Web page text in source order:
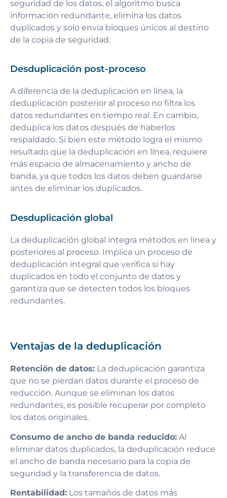
seguridad de los datos, el algoritmo busca
información redundante, elimina los datos
duplicados y solo envía bloques únicos al destino
de la copia de seguridad.
Desduplicación post-proceso
A diferencia de la deduplicación en línea, la
deduplicación posterior al proceso no filtra los
datos redundantes en tiempo real. En cambio,
deduplica los datos después de haberlos
respaldado. Si bien este método logra el mismo
resultado que la deduplicación en línea, requiere
más espacio de almacenamiento y ancho de
banda, ya que todos los datos deben guardarse
antes de eliminar los duplicados.
Desduplicación global
La deduplicación global integra métodos en línea y
posteriores al proceso. Implica un proceso de
deduplicación integral que verifica si hay
duplicados en todo el conjunto de datos y
garantiza que se detecten todos los bloques
redundantes.
Ventajas de la deduplicación
Retención de datos: La deduplicación garantiza
que no se pierdan datos durante el proceso de
reducción. Aunque se eliminan los datos
redundantes, es posible recuperar por completo
los datos originales.
Consumo de ancho de banda reducido: Al
eliminar datos duplicados, la deduplicación reduce
el ancho de banda necesario para la copia de
seguridad y la transferencia de datos.
Rentabilidad: Los tamaños de datos más